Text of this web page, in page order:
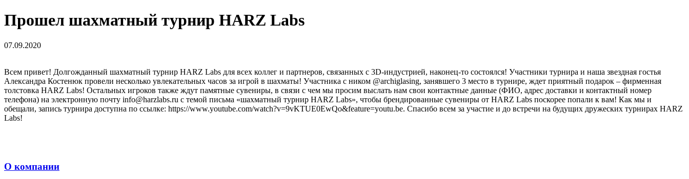
Прошел шахматный турнир HARZ Labs
07.09.2020
Всем привет! Долгожданный шахматный турнир HARZ Labs для всех коллег и партнеров, связанных с 3D-индустрией, наконец-то состоялся! Участники турнира и наша звездная гостья
Александра Костенюк провели несколько увлекательных часов за игрой в шахматы! Участника с ником @archiglasing, занявшего 3 место в турнире, ждет приятный подарок – фирменная
толстовка HARZ Labs! Остальных игроков также ждут памятные сувениры, в связи с чем мы просим выслать нам свои контактные данные (ФИО, адрес доставки и контактный номер
телефона) на электронную почту info@harzlabs.ru с темой письма «шахматный турнир HARZ Labs», чтобы брендированные сувениры от HARZ Labs поскорее попали к вам! Как мы и
обещали, запись турнира доступна по ссылке: https://www.youtube.com/watch?v=9vKTUE0EwQo&feature=youtu.be. Спасибо всем за участие и до встречи на будущих дружеских турнирах HARZ
Labs!
О компании